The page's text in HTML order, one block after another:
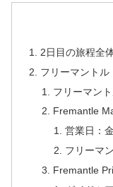
2日目の旅程全
フリーマント
フリーマン
Fremantle
営業日：
フリーマ
Fremantle